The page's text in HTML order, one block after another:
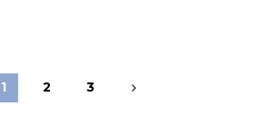
1 2 3